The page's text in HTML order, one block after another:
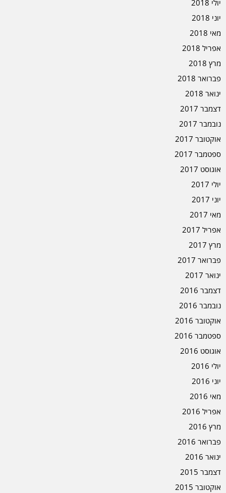
יולי 2018
יוני 2018
מאי 2018
אפריל 2018
מרץ 2018
פברואר 2018
ינואר 2018
דצמבר 2017
נובמבר 2017
אוקטובר 2017
ספטמבר 2017
אוגוסט 2017
יולי 2017
יוני 2017
מאי 2017
אפריל 2017
מרץ 2017
פברואר 2017
ינואר 2017
דצמבר 2016
נובמבר 2016
אוקטובר 2016
ספטמבר 2016
אוגוסט 2016
יולי 2016
יוני 2016
מאי 2016
אפריל 2016
מרץ 2016
פברואר 2016
ינואר 2016
דצמבר 2015
אוקטובר 2015